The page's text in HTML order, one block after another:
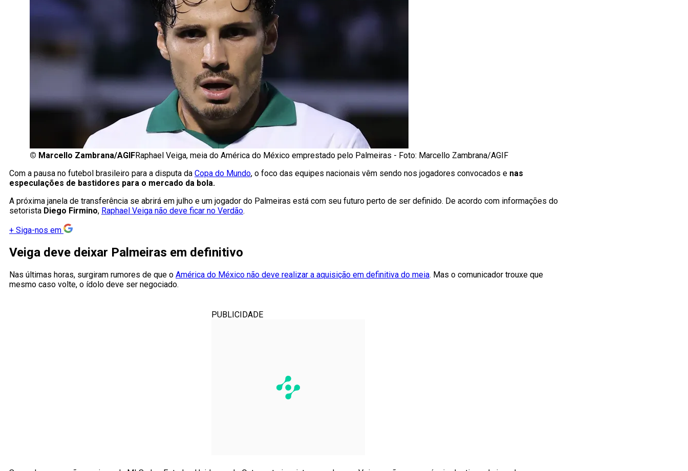
© Marcello Zambrana/AGIFRaphael Veiga, meia do América do México emprestado pelo Palmeiras - Foto: Marcello Zambrana/AGIF
Com a pausa no futebol brasileiro para a disputa da Copa do Mundo, o foco das equipes nacionais vêm sendo nos jogadores convocados e nas
especulações de bastidores para o mercado da bola.
A próxima janela de transferência se abrirá em julho e um jogador do Palmeiras está com seu futuro perto de ser definido. De acordo com informações do
setorista Diego Firmino, Raphael Veiga não deve ficar no Verdão.
+ Siga-nos em
Veiga deve deixar Palmeiras em definitivo
Nas últimas horas, surgiram rumores de que o América do México não deve realizar a aquisição em definitiva do meia. Mas o comunicador trouxe que
mesmo caso volte, o ídolo deve ser negociado.
PUBLICIDADE